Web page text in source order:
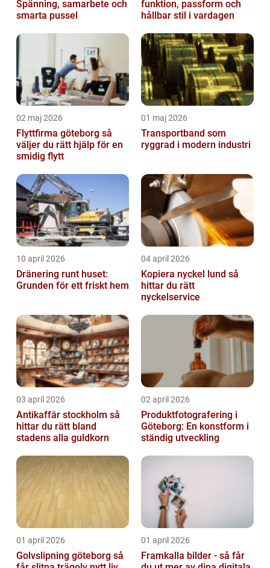
Spänning, samarbete och
smarta pussel
funktion, passform och
hållbar stil i vardagen
02 maj 2026
Flyttfirma göteborg så
väljer du rätt hjälp för en
smidig flytt
01 maj 2026
Transportband som
ryggrad i modern industri
10 april 2026
Dränering runt huset:
Grunden för ett friskt hem
04 april 2026
Kopiera nyckel lund så
hittar du rätt
nyckelservice
03 april 2026
Antikaffär stockholm så
hittar du rätt bland
stadens alla guldkorn
02 april 2026
Produktfotografering i
Göteborg: En konstform i
ständig utveckling
01 april 2026
Golvslipning göteborg så
01 april 2026
Framkalla bilder - så får